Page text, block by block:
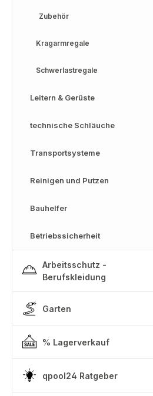
Zubehör
Kragarmregale
Schwerlastregale
Leitern & Gerüste
technische Schläuche
Transportsysteme
Reinigen und Putzen
Bauhelfer
Betriebssicherheit
Arbeitsschutz -
Berufskleidung
Garten
% Lagerverkauf
qpool24 Ratgeber